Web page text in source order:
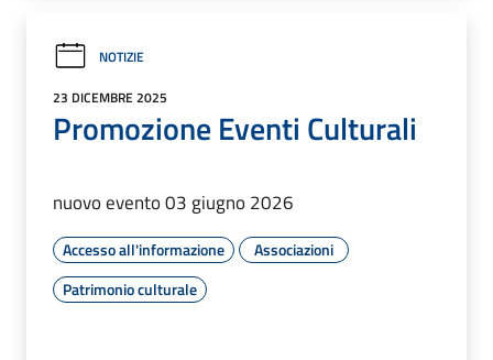
NOTIZIE
23 DICEMBRE 2025
Promozione Eventi Culturali
nuovo evento 03 giugno 2026
Accesso all'informazione
Associazioni
Patrimonio culturale